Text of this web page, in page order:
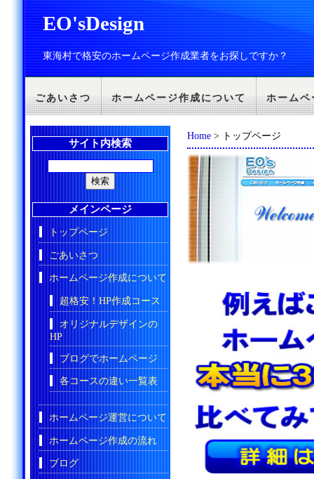
EO'sDesign
東海村で格安のホームページ作成業者をお探しですか？
ごあいさつ ホームページ作成について ホームペ
Home > トップページ
サイト内検索
メインページ
トップページ
ごあいさつ
ホームページ作成について
超格安！HP作成コース
オリジナルデザインの
HP
ブログでホームページ
各コースの違い一覧表
ホームページ運営について
ホームページ作成の流れ
ブログ